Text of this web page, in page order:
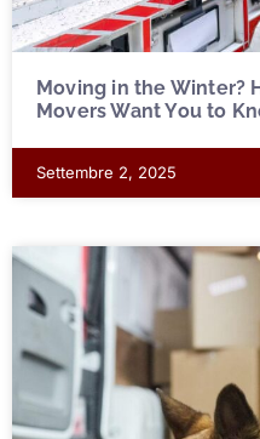
Moving in the Winter?
Movers Want You to
Settembre 2, 2025